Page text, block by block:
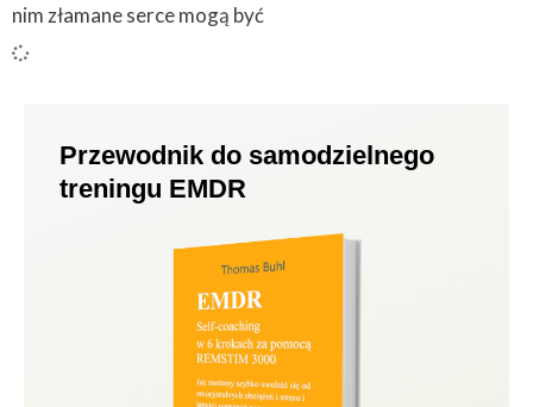
nim złamane serce mogą być
Przewodnik do samodzielnego
treningu EMDR